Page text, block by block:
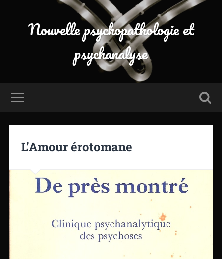
Nouvelle psychopathologie et
psychanalyse
L’Amour érotomane